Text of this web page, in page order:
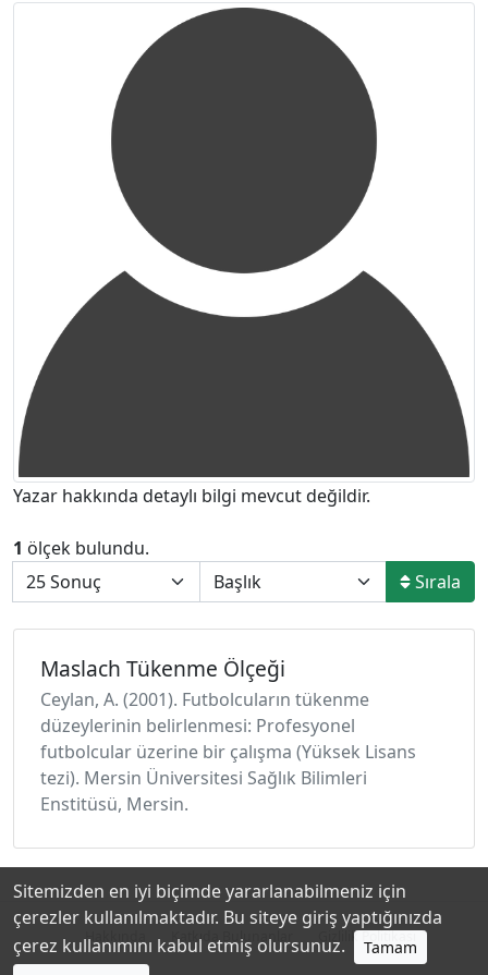
Yazar hakkında detaylı bilgi mevcut değildir.
1 ölçek bulundu.
Sırala
Maslach Tükenme Ölçeği
Ceylan, A. (2001). Futbolcuların tükenme
düzeylerinin belirlenmesi: Profesyonel
futbolcular üzerine bir çalışma (Yüksek Lisans
tezi). Mersin Üniversitesi Sağlık Bilimleri
Enstitüsü, Mersin.
Hakkında Katkıda Bulunanlar Gizlilik Politikası
Sitemizden en iyi biçimde yararlanabilmeniz için
çerezler kullanılmaktadır. Bu siteye giriş yaptığınızda
çerez kullanımını kabul etmiş olursunuz.
Tamam